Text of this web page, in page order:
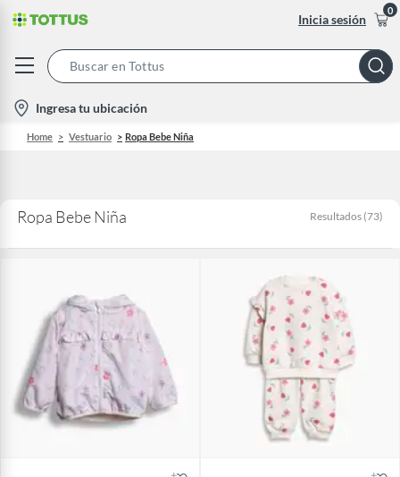
Inicia sesión
0
Bar
location-
icon
Ingresa tu ubicación
Home Vestuario Ropa Bebe Niña
Ropa Bebe Niña Resultados (73)